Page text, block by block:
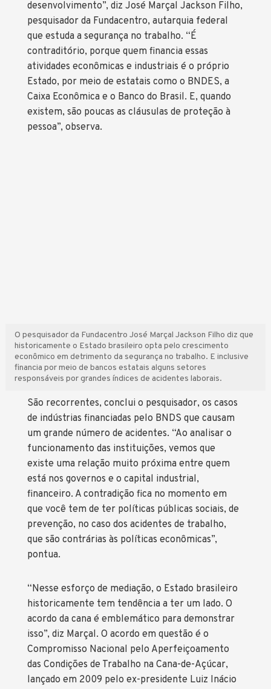
desenvolvimento”, diz José Marçal Jackson Filho,
pesquisador da Fundacentro, autarquia federal
que estuda a segurança no trabalho. “É
contraditório, porque quem financia essas
atividades econômicas e industriais é o próprio
Estado, por meio de estatais como o BNDES, a
Caixa Econômica e o Banco do Brasil. E, quando
existem, são poucas as cláusulas de proteção à
pessoa”, observa.
O pesquisador da Fundacentro José Marçal Jackson Filho diz que
historicamente o Estado brasileiro opta pelo crescimento
econômico em detrimento da segurança no trabalho. E inclusive
financia por meio de bancos estatais alguns setores
responsáveis por grandes índices de acidentes laborais.
São recorrentes, conclui o pesquisador, os casos
de indústrias financiadas pelo BNDS que causam
um grande número de acidentes. “Ao analisar o
funcionamento das instituições, vemos que
existe uma relação muito próxima entre quem
está nos governos e o capital industrial,
financeiro. A contradição fica no momento em
que você tem de ter políticas públicas sociais, de
prevenção, no caso dos acidentes de trabalho,
que são contrárias às políticas econômicas”,
pontua.
“Nesse esforço de mediação, o Estado brasileiro
historicamente tem tendência a ter um lado. O
acordo da cana é emblemático para demonstrar
isso”, diz Marçal. O acordo em questão é o
Compromisso Nacional pelo Aperfeiçoamento
das Condições de Trabalho na Cana-de-Açúcar,
lançado em 2009 pelo ex-presidente Luiz Inácio